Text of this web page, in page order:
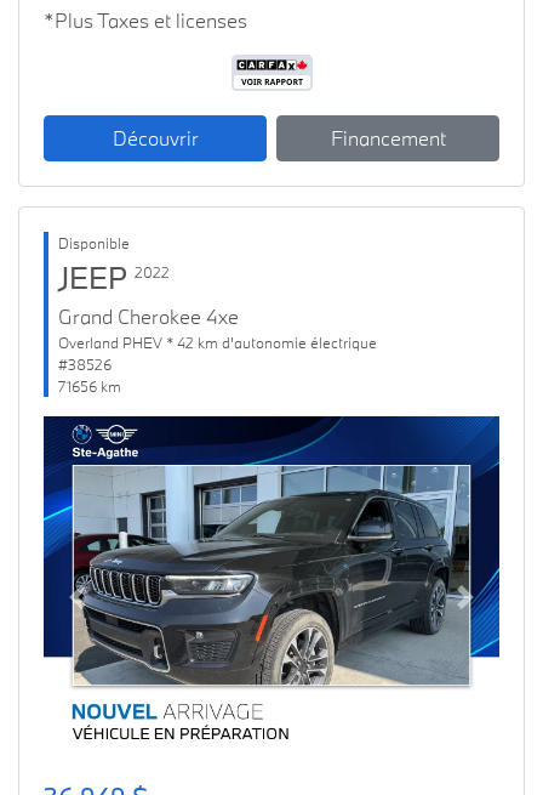
*Plus Taxes et licenses
Découvrir Financement
Disponible
JEEP 2022
Grand Cherokee 4xe
Overland PHEV * 42 km d'autonomie électrique
#38526
71656 km
Previous Next